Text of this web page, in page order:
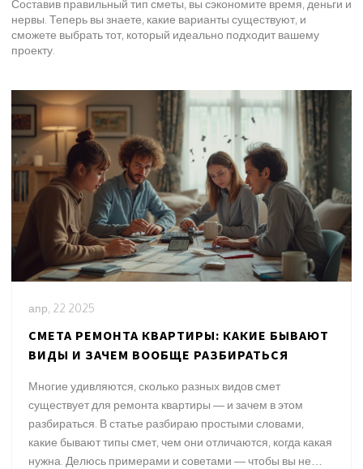
Составив правильный тип сметы, вы сэкономите время, деньги и
нервы. Теперь вы знаете, какие варианты существуют, и
сможете выбрать тот, который идеально подходит вашему
проекту.
апр, 22 2025
СМЕТА РЕМОНТА КВАРТИРЫ: КАКИЕ БЫВАЮТ
ВИДЫ И ЗАЧЕМ ВООБЩЕ РАЗБИРАТЬСЯ
Многие удивляются, сколько разных видов смет
существует для ремонта квартиры — и зачем в этом
разбираться. В статье разбираю простыми словами,
какие бывают типы смет, чем они отличаются, когда какая
нужна. Делюсь примерами и советами — чтобы вы не